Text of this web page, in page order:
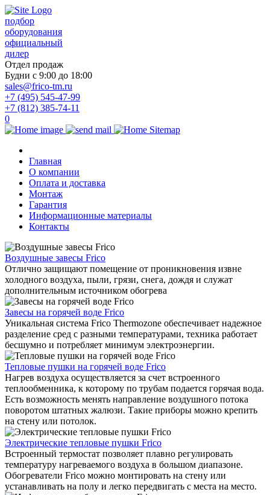
подбор
оборудования
официальный
дилер
Отдел продаж
Будни с 9:00 до 18:00
sales@frico-tm.ru
+7 (495) 545-47-99
+7 (812) 385-74-11
0
Главная
О компании
Оплата и доставка
Монтаж
Гарантия
Информационные материалы
Контакты
Воздушные завесы Frico
Отлично защищают помещение от проникновения извне
холодного воздуха, пыли, грязи, снега, дождя и служат
дополнительным источником обогрева
Завесы на горячей воде Frico
Уникальная система Frico Thermozone обеспечивает надежное
разделение сред с разными температурами, техника работает
бесшумно и потребляет минимум электроэнергии.
Тепловые пушки на горячей воде Frico
Нагрев воздуха осуществляется за счет встроенного
теплообменника, к которому по трубам подается горячая вода.
Есть возможность менять направление воздушного потока
поворотом штатных жалюзи. Такие приборы можно крепить
на стену или потолок.
Электрические тепловые пушки Frico
Встроенный термостат позволяет плавно регулировать
температуру нагреваемого воздуха в большом диапазоне.
Обогреватели Frico можно монтировать на стену или
устанавливать на полу и легко передвигать с места на место.